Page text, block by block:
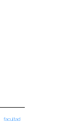
facultad